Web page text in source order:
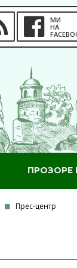
МИ
НА
ПРОЗОРЕ
Прес-центр